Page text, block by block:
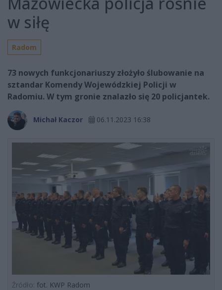
w siłę
Radom
73 nowych funkcjonariuszy złożyło ślubowanie na
sztandar Komendy Wojewódzkiej Policji w
Radomiu. W tym gronie znalazło się 20 policjantek.
Michał Kaczor 06.11.2023 16:38
Źródło: fot. KWP Radom